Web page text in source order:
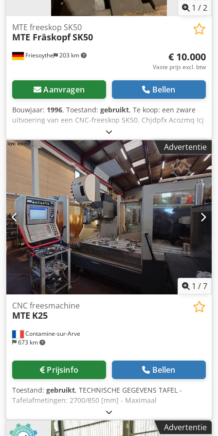
1 /2
Friesoythe 203 km
MTE freeskop SK50
MTE FräskopfSK50
€ 10.000
Vaste prijs excl. btw
Aanvragen Bellen
Bouwjaar: 1996, Toestand: gebruikt, Te koop: een zware
uitvoering van een CNC-freeskop SK50. Chjdpfx Acozmq Icj
Tja Het betreft een universele freeskop in zware
uitvoering, geschikt voor SK 50-opnames. Direct inzetbaar.
Handmatig draaibaar, zonder interne koeling. Geschikt
voor verschillende machines, zoals CME, MTE, enz.
Optimale spanning, concentriciteit en soepele werking.
Kan op onze machines worden getest. Gedemonteerd van
een MTE BF2200, die tot het einde van de
productieperiode in gebruik was. Neem gerust contact met
ons op bij interesse. De prijs is exclusief transport!
Advertentie
1 /7
Contamine-sur-Arve
673 km
CNC freesmachine
MTE K25
Prijsinfo Bellen
Toestand: gebruikt, TECHNISCHE GEGEVENS TAFEL -
Tafelafmetingen: 2700/850 [mm] - Maximaal
tafeldraagvermogen: 6000 [kg] - Verplaatsingsbereik X/Y/Z-
assen: 2500/1000/1100 [mm] - Snelvoeding (X/Y/Z): 15
[mm/min] FREESKOP Handmatige kop FREESSPOEL -Advertentie